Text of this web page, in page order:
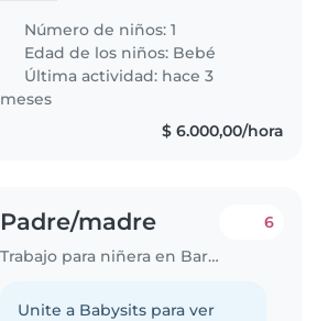
Número de niños: 1
Edad de los niños: Bebé
Última actividad: hace 3
meses
$ 6.000,00/hora
Padre/madre
Trabajo para niñera en Bariloche
6
Unite a Babysits para ver